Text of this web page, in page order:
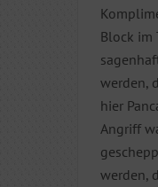
Block im
werden,
hier
Angriff
werden,